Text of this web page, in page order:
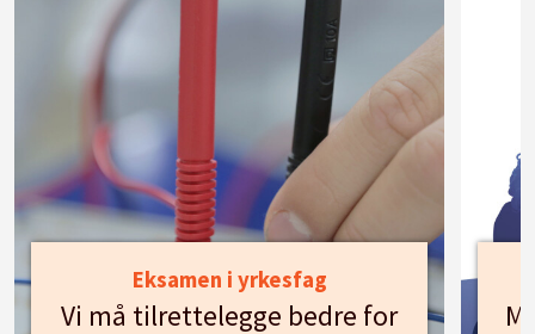
Eksamen i yrkesfag
Vi må tilrettelegge bedre for